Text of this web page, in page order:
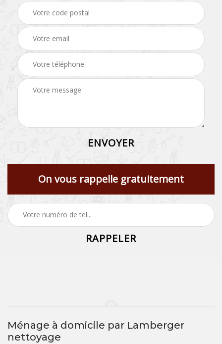
On vous rappelle gratuitement
Ménage à domicile par Lamberger
nettoyage